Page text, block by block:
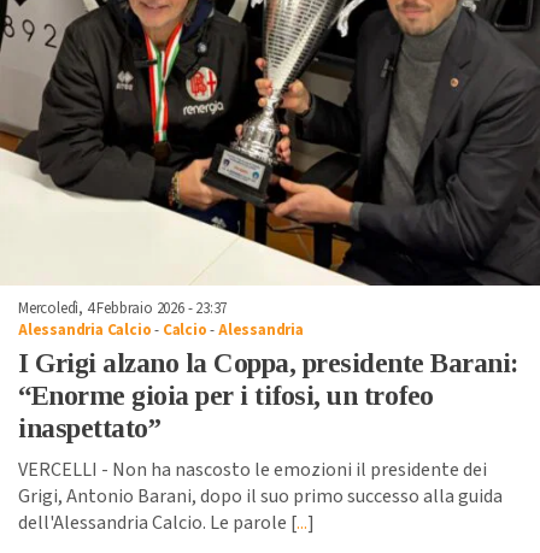
Mercoledì, 4 Febbraio 2026 - 23:37
Alessandria Calcio- Calcio-Alessandria
I Grigi alzano la Coppa, presidente Barani:
“Enorme gioia per i tifosi, un trofeo
inaspettato”
VERCELLI - Non ha nascosto le emozioni il presidente dei
Grigi, Antonio Barani, dopo il suo primo successo alla guida
dell'Alessandria Calcio. Le parole [...]